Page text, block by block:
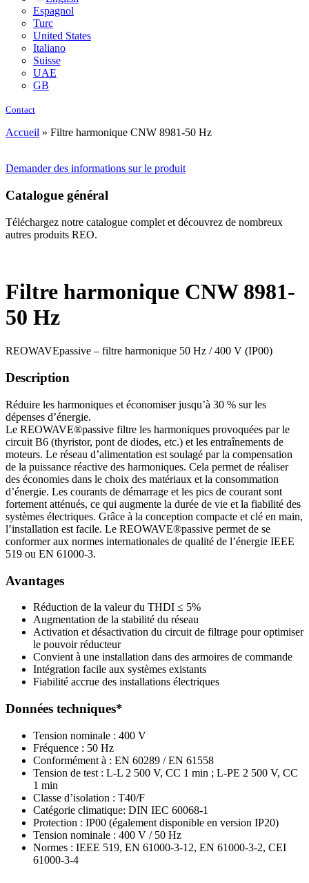
Espagnol
Turc
United States
Italiano
Suisse
UAE
GB
Contact
Accueil » Filtre harmonique CNW 8981-50 Hz
Demander des informations sur le produit
Catalogue général
Téléchargez notre catalogue complet et découvrez de nombreux
autres produits REO.
Filtre harmonique CNW 8981-
50 Hz
REOWAVEpassive – filtre harmonique 50 Hz / 400 V (IP00)
Description
Réduire les harmoniques et économiser jusqu’à 30 % sur les
dépenses d’énergie.
Le REOWAVE®passive filtre les harmoniques provoquées par le
circuit B6 (thyristor, pont de diodes, etc.) et les entraînements de
moteurs. Le réseau d’alimentation est soulagé par la compensation
de la puissance réactive des harmoniques. Cela permet de réaliser
des économies dans le choix des matériaux et la consommation
d’énergie. Les courants de démarrage et les pics de courant sont
fortement atténués, ce qui augmente la durée de vie et la fiabilité des
systèmes électriques. Grâce à la conception compacte et clé en main,
l’installation est facile. Le REOWAVE®passive permet de se
conformer aux normes internationales de qualité de l’énergie IEEE
519 ou EN 61000-3.
Avantages
Réduction de la valeur du THDI ≤ 5%
Augmentation de la stabilité du réseau
Activation et désactivation du circuit de filtrage pour optimiser
le pouvoir réducteur
Convient à une installation dans des armoires de commande
Intégration facile aux systèmes existants
Fiabilité accrue des installations électriques
Données techniques*
Tension nominale : 400 V
Fréquence : 50 Hz
Conformément à : EN 60289 / EN 61558
Tension de test : L-L 2 500 V, CC 1 min ; L-PE 2 500 V, CC
1 min
Classe d’isolation : T40/F
Catégorie climatique: DIN IEC 60068-1
Protection : IP00 (également disponible en version IP20)
Tension nominale : 400 V / 50 Hz
Normes : IEEE 519, EN 61000-3-12, EN 61000-3-2, CEI
61000-3-4